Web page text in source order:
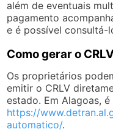
além de eventuais
pagamento
e é possível consultá-
Como gerar o
Os proprietários
emitir o CRLV
estado. Em Alagoas,
https://
automatico/.